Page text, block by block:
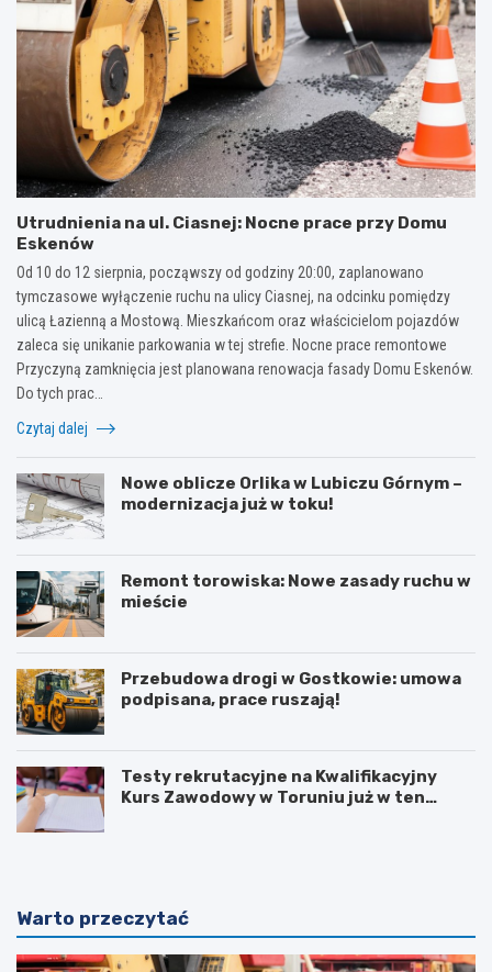
Utrudnienia na ul. Ciasnej: Nocne prace przy Domu
Eskenów
Od 10 do 12 sierpnia, począwszy od godziny 20:00, zaplanowano
tymczasowe wyłączenie ruchu na ulicy Ciasnej, na odcinku pomiędzy
ulicą Łazienną a Mostową. Mieszkańcom oraz właścicielom pojazdów
zaleca się unikanie parkowania w tej strefie. Nocne prace remontowe
Przyczyną zamknięcia jest planowana renowacja fasady Domu Eskenów.
Do tych prac…
Czytaj dalej
Nowe oblicze Orlika w Lubiczu Górnym –
modernizacja już w toku!
Remont torowiska: Nowe zasady ruchu w
mieście
Przebudowa drogi w Gostkowie: umowa
podpisana, prace ruszają!
Testy rekrutacyjne na Kwalifikacyjny
Kurs Zawodowy w Toruniu już w ten
Warto przeczytać